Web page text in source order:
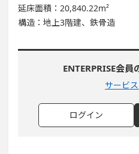
延床面積：20,840.22m²
構造：地上3階建、鉄骨造
ENTERPRISE会
サービ
ログイン